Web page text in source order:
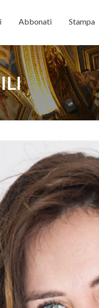
Abbonati Stampa